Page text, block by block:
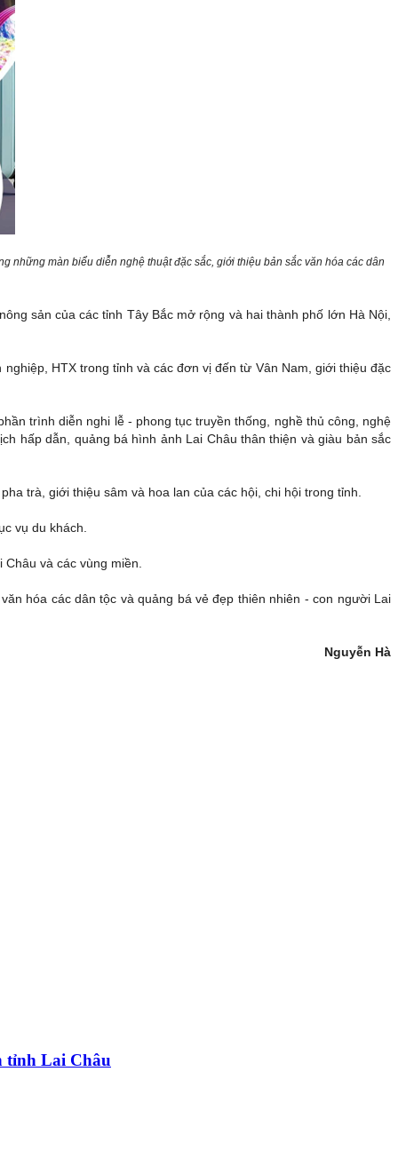
những màn biểu diễn nghệ thuật đặc sắc, giới thiệu bản sắc văn hóa các dân
sản của các tỉnh Tây Bắc mở rộng và hai thành phố lớn Hà Nội,
HTX trong tỉnh và các đơn vị đến từ Vân Nam, giới thiệu đặc
trình diễn nghi lễ - phong tục truyền thống, nghề thủ công, nghệ
hấp dẫn, quảng bá hình ảnh Lai Châu thân thiện và giàu bản sắc
trà, giới thiệu sâm và hoa lan của các hội, chi hội trong tỉnh.
vụ du khách.
và các vùng miền.
hóa các dân tộc và quảng bá vẻ đẹp thiên nhiên - con người Lai
Nguyễn Hà
tỉnh Lai Châu